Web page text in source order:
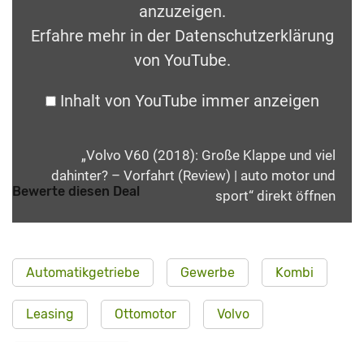
anzuzeigen.
Erfahre mehr in der Datenschutzerklärung
von YouTube.
Inhalt von YouTube immer anzeigen
„Volvo V60 (2018): Große Klappe und viel
dahinter? – Vorfahrt (Review) | auto motor und
sport“ direkt öffnen
Bewerte diesen Deal
Automatikgetriebe Gewerbe Kombi
Leasing Ottomotor Volvo